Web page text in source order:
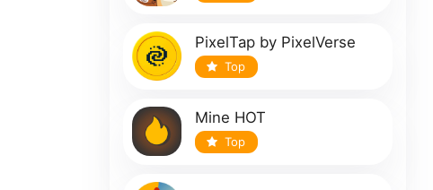
PixelTap by PixelVerse
Top
Mine HOT
Top